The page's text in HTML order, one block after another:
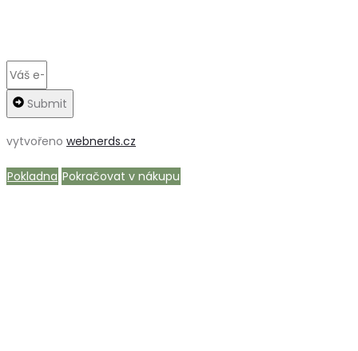
Submit
vytvořeno webnerds.cz
Pokladna Pokračovat v nákupu